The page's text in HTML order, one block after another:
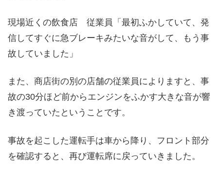
現場近くの飲食店 従業員「最初ふかしていて、発
信してすぐに急ブレーキみたいな音がして、もう事
故していました」
また、商店街の別の店舗の従業員によりますと、事
故の30分ほど前からエンジンをふかす大きな音が響
き渡っていたということです。
事故を起こした運転手は車から降り、フロント部分
を確認すると、再び運転席に戻っていきました。